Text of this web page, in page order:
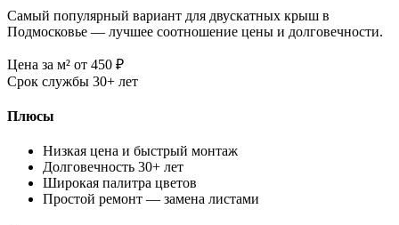
Самый популярный вариант для двускатных крыш в
Подмосковье — лучшее соотношение цены и долговечности.
Цена за м² от 450 ₽
Срок службы 30+ лет
Плюсы
Низкая цена и быстрый монтаж
Долговечность 30+ лет
Широкая палитра цветов
Простой ремонт — замена листами